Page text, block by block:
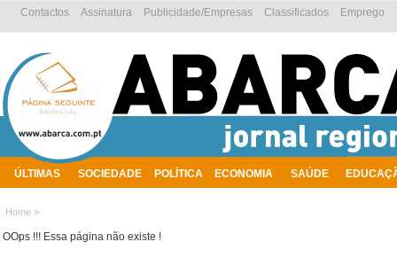
ÚLTIMAS SOCIEDADE POLÍTICA ECONOMIA SAÚDE
Emprego
Classificados
Publicidade/Empresas
Assinatura
Contactos
Home »
OOps !!! Essa página não existe !